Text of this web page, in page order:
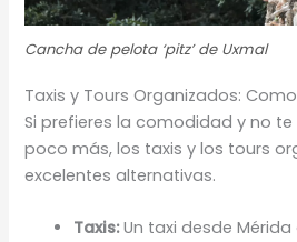
Cancha de pelota ‘pitz’ de Uxmal
Taxis y Tours Organizados:
Si prefieres la comodidad y no
poco más, los taxis y los tours
excelentes alternativas.
Taxis:Un taxi desde Mérida